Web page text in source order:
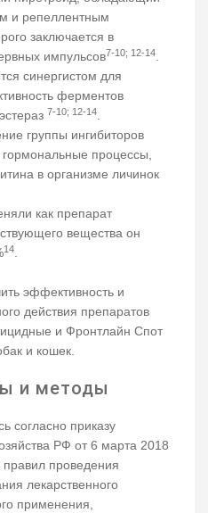
и репеллентным
заключается в
импульсов7-10; 12-14.
синергистом для
ферментов
7-10; 12-14.
группы ингибиторов
процессы,
в организме личинок
как препарат
вещества он
14.
эффективность и
действия препаратов
и Фронтлайн Спот
и кошек.
и методы
согласно приказу
РФ от 6 марта 2018
проведения
лекарственного
применения,